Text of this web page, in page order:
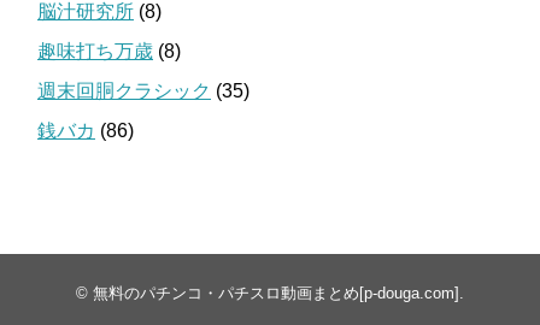
脳汁研究所 (8)
趣味打ち万歳 (8)
週末回胴クラシック (35)
銭バカ (86)
© 無料のパチンコ・パチスロ動画まとめ[p-douga.com] .